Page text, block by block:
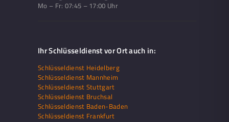
Mo – Fr: 07:45 – 17:00 Uhr
Ihr Schlüsseldienst vor Ort auch in:
Schlüsseldienst Heidelberg
Schlüsseldienst Mannheim
Schlüsseldienst Stuttgart
Schlüsseldienst Bruchsal
Schlüsseldienst Baden-Baden
Schlüsseldienst Frankfurt